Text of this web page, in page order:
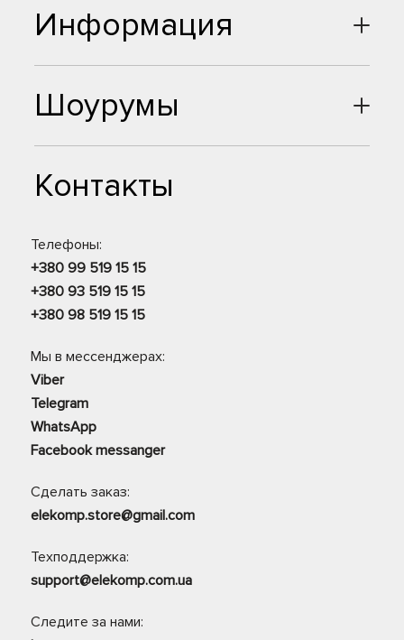
Шоурумы
Контакты
Телефоны:
+380 99 519 15 15
+380 93 519 15 15
+380 98 519 15 15
Мы в мессенджерах:
Viber
Telegram
WhatsApp
Facebook messanger
Сделать заказ:
elekomp.store@gmail.com
Техподдержка:
support@elekomp.com.ua
Следите за нами:
Информация